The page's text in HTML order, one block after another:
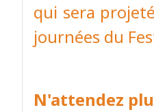
qui sera
journées du
N'attendez